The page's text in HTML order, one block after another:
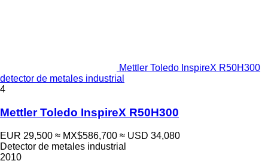
Mettler Toledo InspireX R50H300
detector de metales industrial
4
Mettler Toledo InspireX R50H300
EUR 29,500 ≈ MX$586,700 ≈ USD 34,080
Detector de metales industrial
2010